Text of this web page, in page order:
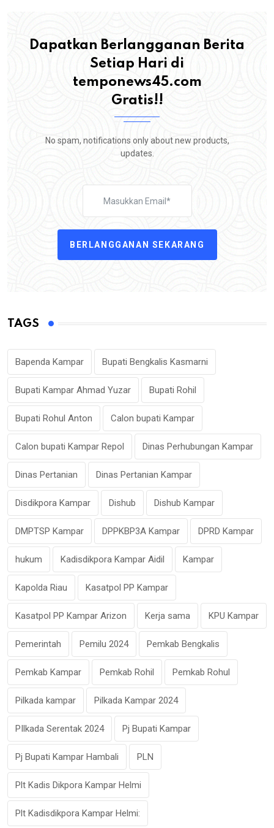
Dapatkan Berlangganan Berita
Setiap Hari di
temponews45.com
Gratis!!
No spam, notifications only about new products,
updates.
BERLANGGANAN SEKARANG
TAGS
Bapenda Kampar Bupati Bengkalis Kasmarni
Bupati Kampar Ahmad Yuzar Bupati Rohil
Bupati Rohul Anton Calon bupati Kampar
Calon bupati Kampar Repol Dinas Perhubungan Kampar
Dinas Pertanian Dinas Pertanian Kampar
Disdikpora Kampar Dishub Dishub Kampar
DMPTSP Kampar DPPKBP3A Kampar DPRD Kampar
hukum Kadisdikpora Kampar Aidil Kampar
Kapolda Riau Kasatpol PP Kampar
Kasatpol PP Kampar Arizon Kerja sama KPU Kampar
Pemerintah Pemilu 2024 Pemkab Bengkalis
Pemkab Kampar Pemkab Rohil Pemkab Rohul
Pilkada kampar Pilkada Kampar 2024
PIlkada Serentak 2024 Pj Bupati Kampar
Pj Bupati Kampar Hambali PLN
Plt Kadis Dikpora Kampar Helmi
Plt Kadisdikpora Kampar Helmi: